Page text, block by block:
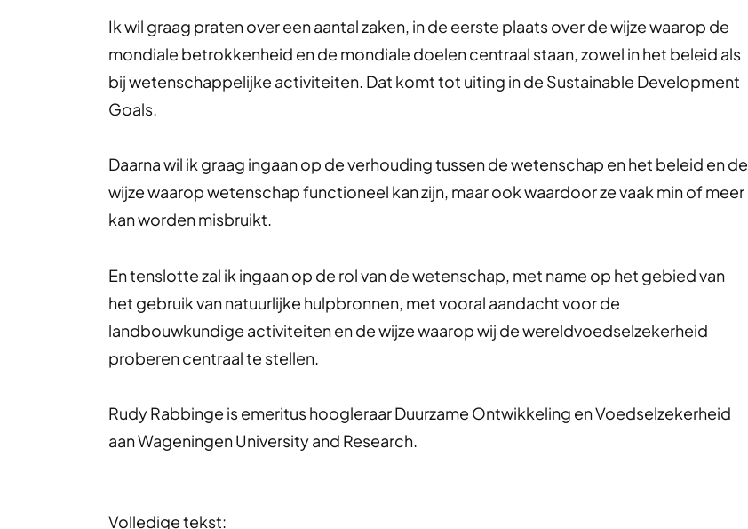
Ik wil graag praten over een aantal zaken, in de eerste plaats over de wijze waarop de
mondiale betrokkenheid en de mondiale doelen centraal staan, zowel in het beleid als
bij wetenschappelijke activiteiten. Dat komt tot uiting in de Sustainable Development
Goals.
Daarna wil ik graag ingaan op de verhouding tussen de wetenschap en het beleid en de
wijze waarop wetenschap functioneel kan zijn, maar ook waardoor ze vaak min of meer
kan worden misbruikt.
En tenslotte zal ik ingaan op de rol van de wetenschap, met name op het gebied van
het gebruik van natuurlijke hulpbronnen, met vooral aandacht voor de
landbouwkundige activiteiten en de wijze waarop wij de wereldvoedselzekerheid
proberen centraal te stellen.
Rudy Rabbinge is emeritus hoogleraar Duurzame Ontwikkeling en Voedselzekerheid
aan Wageningen University and Research.
Volledige tekst: